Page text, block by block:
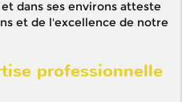
dans ses environs atteste
et de l'excellence de notre
professionnelle